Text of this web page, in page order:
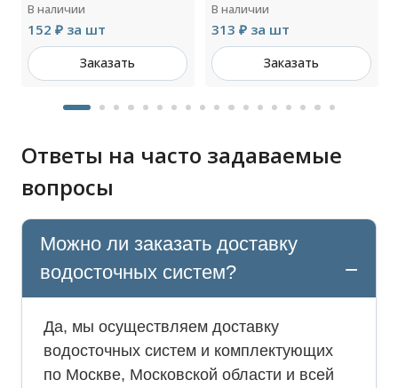
В наличии
152 ₽ за шт
Заказать
В наличии
313 ₽ за шт
Заказать
Ответы на часто задаваемые
вопросы
Можно ли заказать доставку
водосточных систем?
Да, мы осуществляем доставку
водосточных систем и комплектующих
по Москве, Московской области и всей